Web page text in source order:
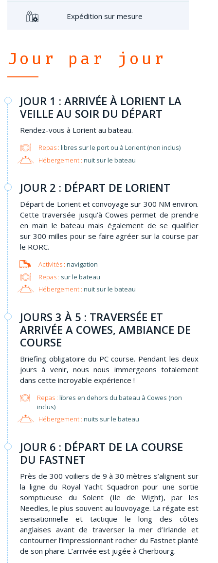
Expédition sur mesure
Jour par jour
JOUR 1 : ARRIVÉE À LORIENT LA
VEILLE AU SOIR DU DÉPART
Rendez-vous à Lorient au bateau.
Repas : libres sur le port ou à Lorient (non inclus)
Hébergement : nuit sur le bateau
JOUR 2 : DÉPART DE LORIENT
Départ de Lorient et convoyage sur 300 NM environ.
Cette traversée jusqu'à Cowes permet de prendre
en main le bateau mais également de se qualifier
sur 300 milles pour se faire agréer sur la course par
le RORC.
navigation
Repas : sur le bateau
Hébergement : nuit sur le bateau
JOURS 3 À 5 : TRAVERSÉE ET
ARRIVÉE A COWES, AMBIANCE DE
COURSE
Briefing obligatoire du PC course. Pendant les deux
jours à venir, nous nous immergeons totalement
dans cette incroyable expérience !
Repas : libres en dehors du bateau à Cowes (non
inclus)
Hébergement : nuits sur le bateau
JOUR 6 : DÉPART DE LA COURSE
DU FASTNET
Près de 300 voiliers de 9 à 30 mètres s’alignent sur
la ligne du Royal Yacht Squadron pour une sortie
somptueuse du Solent (Ile de Wight), par les
Needles, le plus souvent au louvoyage. La régate est
sensationnelle et tactique le long des côtes
anglaises avant de traverser la mer d’Irlande et
contourner l’impressionnant rocher du Fastnet planté
de son phare. L’arrivée est jugée à Cherbourg.